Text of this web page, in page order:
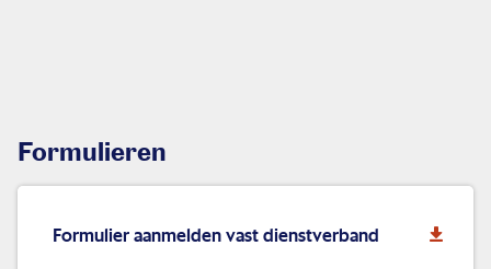
Formulieren
Formulier aanmelden vast dienstverband